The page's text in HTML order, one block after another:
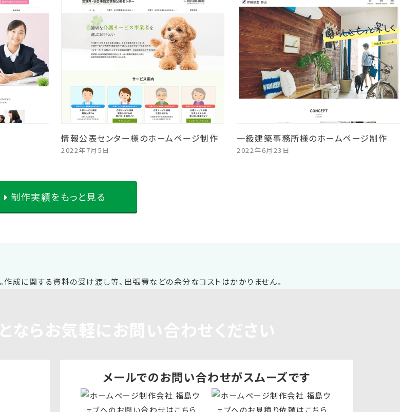
情報公表センター様のホームページ制作
2022年7月5日
一級建築事務所様のホームページ制作
2022年6月23日
制作実績をもっと見る
メールでのお問い合わせがスムーズです